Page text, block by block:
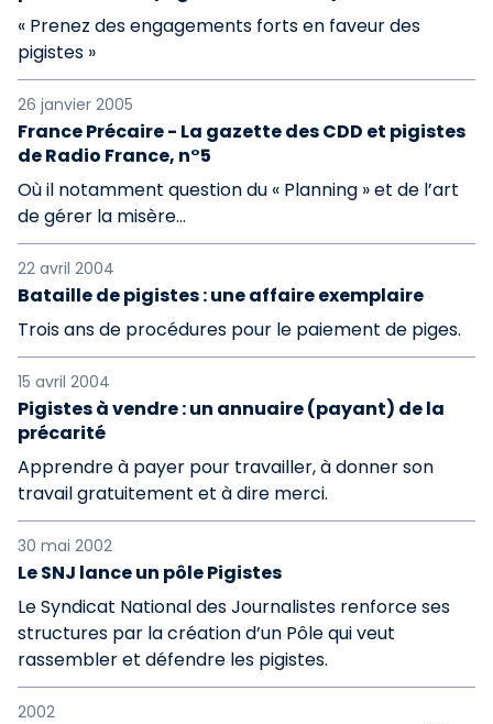
« Prenez des engagements forts en faveur des
pigistes »
26 janvier 2005
France Précaire - La gazette des CDD et pigistes
de Radio France, n°5
Où il notamment question du « Planning » et de l’art
de gérer la misère...
22 avril 2004
Bataille de pigistes : une affaire exemplaire
Trois ans de procédures pour le paiement de piges.
15 avril 2004
Pigistes à vendre : un annuaire (payant) de la
précarité
Apprendre à payer pour travailler, à donner son
travail gratuitement et à dire merci.
30 mai 2002
Le SNJ lance un pôle Pigistes
Le Syndicat National des Journalistes renforce ses
structures par la création d’un Pôle qui veut
rassembler et défendre les pigistes.
2002